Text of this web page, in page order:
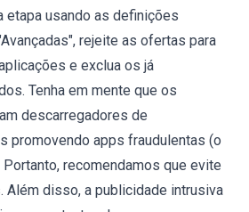
etapa usando as definições
rejeite as ofertas para
e exclua os já
Tenha em mente que os
descarregadores de
promovendo apps fraudulentas (o
recomendamos que evite
Além disso, a publicidade intrusiva